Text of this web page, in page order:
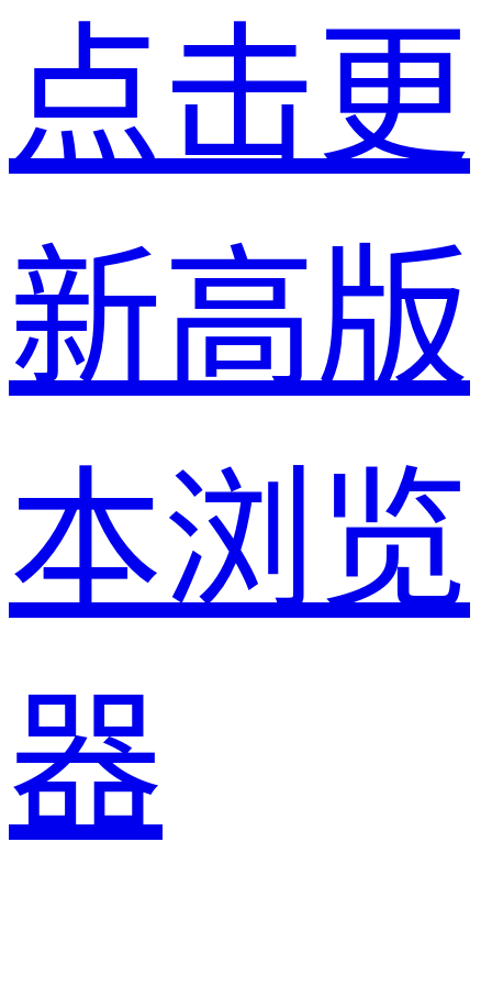
点击更
新高版
本浏览
器